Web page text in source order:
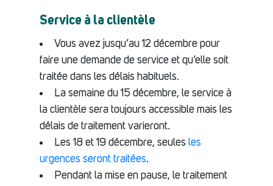
Service à la clientèle
Vous avez jusqu’au 12 décembre pour
faire une demande de service et qu’elle soit
traitée dans les délais habituels.
La semaine du 15 décembre, le service à
la clientèle sera toujours accessible mais les
délais de traitement varieront.
Les 18 et 19 décembre, seules les
urgences seront traitées.
Pendant la mise en pause, le traitement